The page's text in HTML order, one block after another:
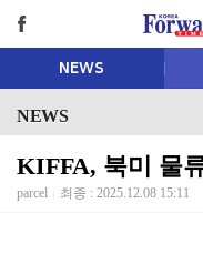
NEWS
NEWS
KIFFA, 북미 물
parcel 최종 : 2025.12.08 15:11